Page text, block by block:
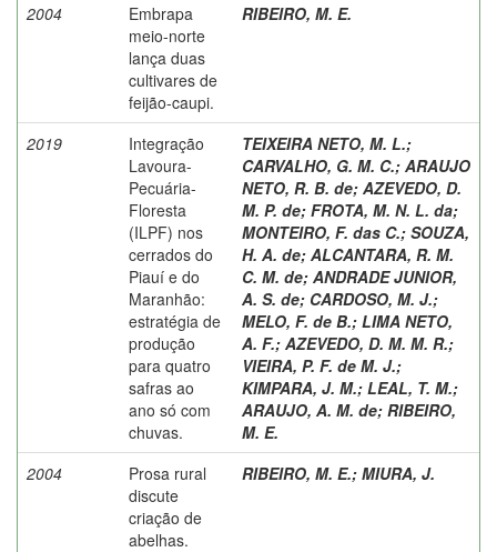
2004
Embrapa
meio-norte
lança duas
cultivares de
feijão-caupi.
RIBEIRO, M. E.
2019
Integração
Lavoura-
Pecuária-
Floresta
(ILPF) nos
cerrados do
Piauí e do
Maranhão:
estratégia de
produção
para quatro
safras ao
ano só com
chuvas.
TEIXEIRA NETO, M. L.;
CARVALHO, G. M. C.; ARAUJO
NETO, R. B. de; AZEVEDO, D.
M. P. de; FROTA, M. N. L. da;
MONTEIRO, F. das C.; SOUZA,
H. A. de; ALCANTARA, R. M.
C. M. de; ANDRADE JUNIOR,
A. S. de; CARDOSO, M. J.;
MELO, F. de B.; LIMA NETO,
A. F.; AZEVEDO, D. M. M. R.;
VIEIRA, P. F. de M. J.;
KIMPARA, J. M.; LEAL, T. M.;
ARAUJO, A. M. de; RIBEIRO,
M. E.
2004
Prosa rural
discute
criação de
abelhas.
RIBEIRO, M. E.; MIURA, J.